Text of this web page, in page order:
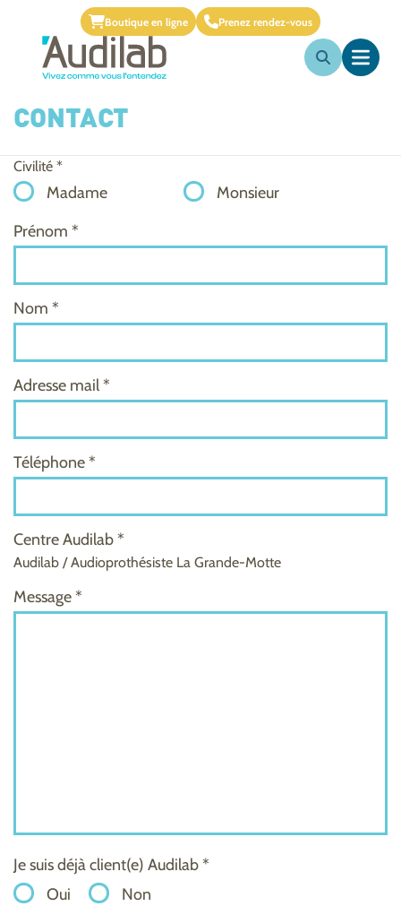
Boutique en ligne Prenez rendez-vous
CONTACT
Civilité *
Madame
Monsieur
Prénom *
Nom *
Adresse mail *
Téléphone *
Centre Audilab *
Audilab / Audioprothésiste La Grande-Motte
Message *
Je suis déjà client(e) Audilab *
Oui
Non